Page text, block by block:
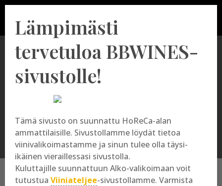
Lämpimästi
tervetuloa BBWINES-
sivustolle!
Tämä sivusto on suunnattu HoReCa-alan
ammattilaisille. Sivustollamme löydät tietoa
viinivalikoimastamme ja sinun tulee olla täysi-
ikäinen vieraillessasi sivustolla.
Kuluttajille suunnattuun Alko-valikoimaan voit
tutustua Viiniateljee-sivustollamme. Varmista